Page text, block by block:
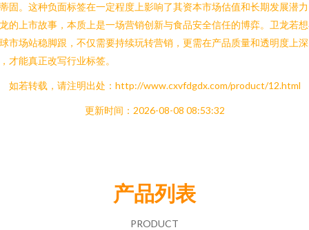
固。这种负面标签在一定程度上影响了其资本市场估值和长期发展潜
的上市故事，本质上是一场营销创新与食品安全信任的博弈。卫龙若
市场站稳脚跟，不仅需要持续玩转营销，更需在产品质量和透明度上深
才能真正改写行业标签。
如若转载，请注明出处：http://www.cxvfdgdx.com/product/12.html
更新时间：2026-08-08 08:53:32
产品列表
PRODUCT